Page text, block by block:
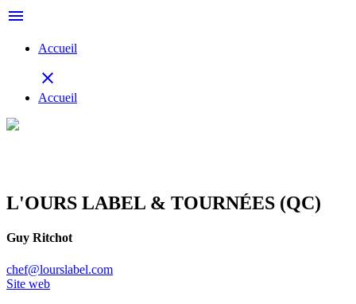
menu
Accueil
close
Accueil
L'OURS LABEL & TOURNÉES (QC)
Guy Ritchot
chef@lourslabel.com
Site web